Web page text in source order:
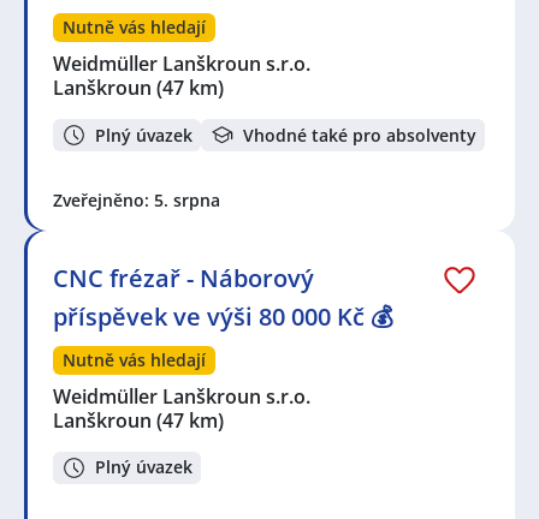
Nutně vás hledají
Weidmüller Lanškroun s.r.o.
Lanškroun (47 km)
Plný úvazek Vhodné také pro absolventy
Zveřejněno: 5. srpna
CNC frézař - Náborový
příspěvek ve výši 80 000 Kč 💰
Nutně vás hledají
Weidmüller Lanškroun s.r.o.
Lanškroun (47 km)
Plný úvazek